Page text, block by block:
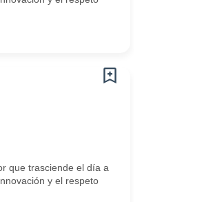
que trasciende el día a
y el respeto